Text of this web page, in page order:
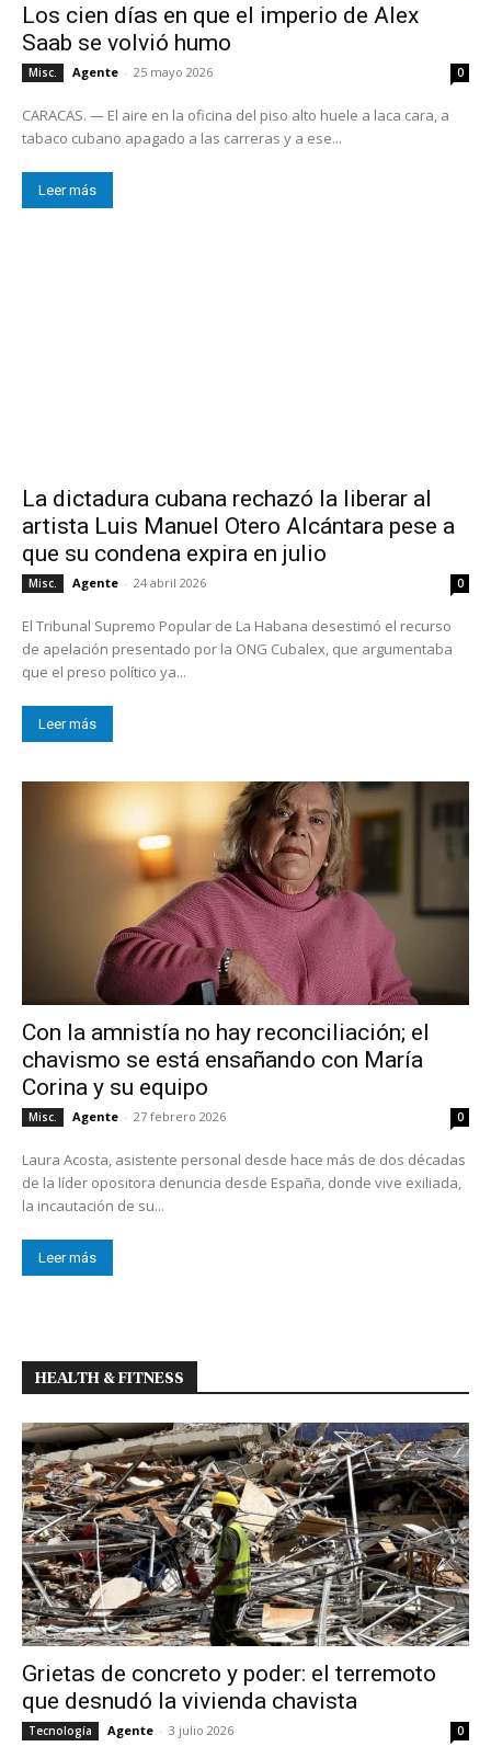
Los cien días en que el imperio de Alex
Saab se volvió humo
Misc. Agente - 25 mayo 2026 0
CARACAS. — El aire en la oficina del piso alto huele a laca cara, a
tabaco cubano apagado a las carreras y a ese...
Leer más
La dictadura cubana rechazó la liberar al
artista Luis Manuel Otero Alcántara pese a
que su condena expira en julio
Misc. Agente - 24 abril 2026 0
El Tribunal Supremo Popular de La Habana desestimó el recurso
de apelación presentado por la ONG Cubalex, que argumentaba
que el preso político ya...
Leer más
Con la amnistía no hay reconciliación; el
chavismo se está ensañando con María
Corina y su equipo
Misc. Agente - 27 febrero 2026 0
Laura Acosta, asistente personal desde hace más de dos décadas
de la líder opositora denuncia desde España, donde vive exiliada,
la incautación de su...
Leer más
HEALTH & FITNESS
Grietas de concreto y poder: el terremoto
que desnudó la vivienda chavista
Tecnología Agente - 3 julio 2026 0